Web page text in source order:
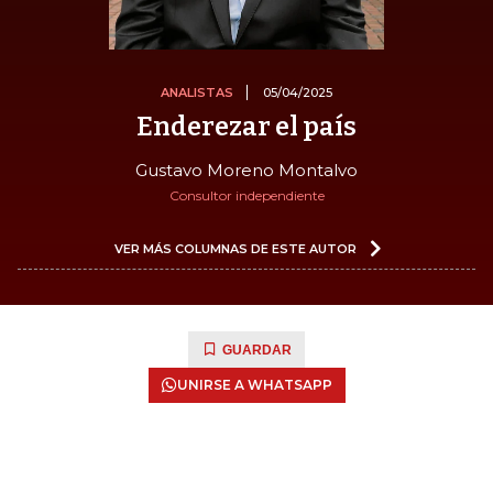
ANALISTAS 05/04/2025
Enderezar el país
Gustavo Moreno Montalvo
Consultor independiente
VER MÁS COLUMNAS DE ESTE AUTOR
GUARDAR
UNIRSE A WHATSAPP